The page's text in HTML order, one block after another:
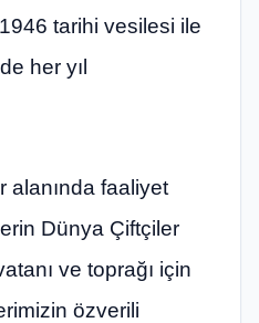
tarihi vesilesi ile
her yıl
alanında faaliyet
Dünya Çiftçiler
ve toprağı için
özverili